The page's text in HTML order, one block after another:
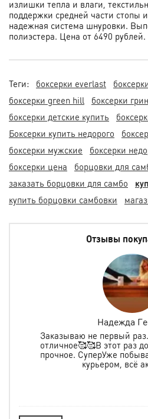
излишки тепла и влаги,
поддержки средней части стопы
надежная система шнуровки.
полиэстера. Цена от 6490 рублей.
Теги: боксерки everlast
боксерки green hill
боксерки
боксерки детские купить
Боксерки купить недорого
боксерки мужские
боксерки
боксерки цена
борцовки для
заказать борцовки для самбо
купить борцовки самбовки
Отзывы
Надежда
Заказываю не первый
отличное🥰🥰В этот раз
прочное. СуперУже
курьером, всё